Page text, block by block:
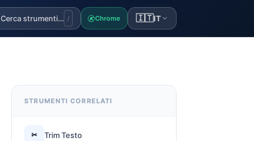
Cerca strumenti… / Chrome 🇮🇹IT
STRUMENTI CORRELATI
✂ Trim Testo